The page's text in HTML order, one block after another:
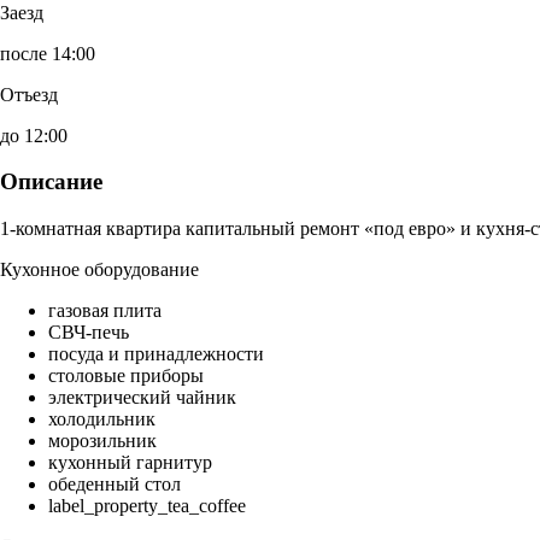
Заезд
после 14:00
Отъезд
до 12:00
Описание
1-комнатная квартира капитальный ремонт «под евро» и кухня-
Кухонное оборудование
газовая плита
СВЧ-печь
посуда и принадлежности
столовые приборы
электрический чайник
холодильник
морозильник
кухонный гарнитур
обеденный стол
label_property_tea_coffee